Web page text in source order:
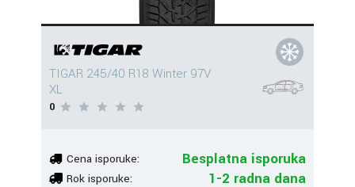
TIGAR 245/40 R18 Winter 97V
XL
0
Cena isporuke: Besplatna isporuka
Rok isporuke: 1-2 radna dana